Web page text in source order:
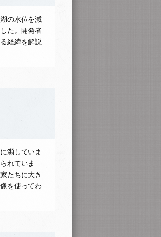
の水位を減
た。開発者
経緯を解説
瀕していま
れていま
たちに大き
を使ってわ